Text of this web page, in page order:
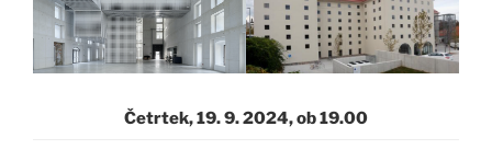
Četrtek, 19. 9. 2024, ob 19.00